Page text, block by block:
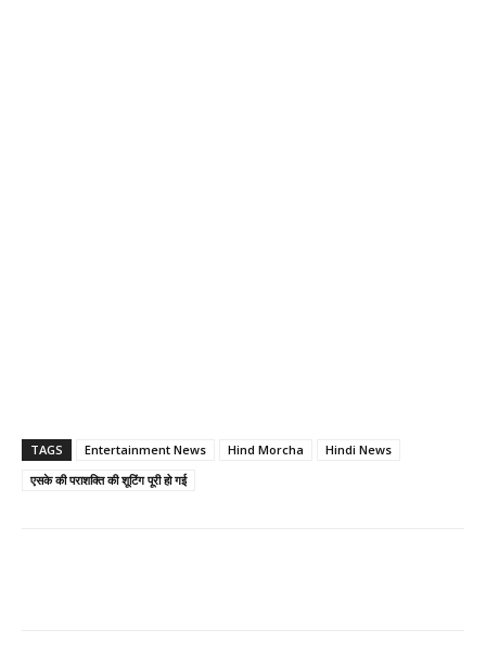
TAGS Entertainment News Hind Morcha
Hindi News
एसके की पराशक्ति की शूटिंग पूरी हो गई